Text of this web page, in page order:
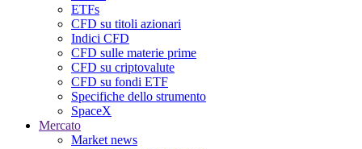
ETFs
CFD su titoli azionari
Indici CFD
CFD sulle materie prime
CFD su criptovalute
CFD su fondi ETF
Specifiche dello strumento
SpaceX
Mercato
Market news